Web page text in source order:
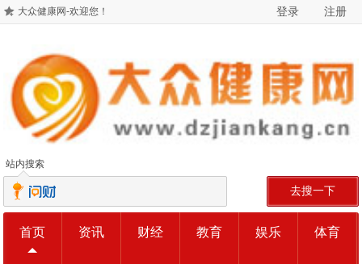
大众健康网-欢迎您！ 登录 注册
站内搜索
去搜一下
首页 资讯 财经 教育 娱乐 体育